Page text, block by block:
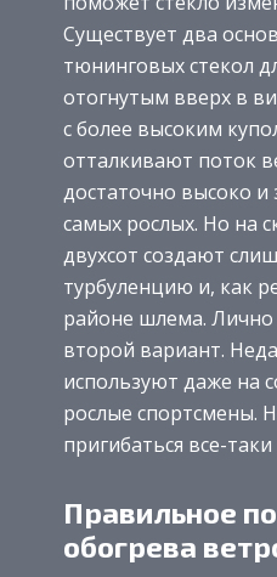
Существует два
тюнинговых стекол
отогнутым вверх в
с более высоким
отталкивают поток
достаточно высоко
самых рослых. Но на
двухсот создают
турбуленцию и, как
районе шлема.
второй вариант.
используют даже на
рослые спортсмены.
пригибаться все-
Правильное
обогрева